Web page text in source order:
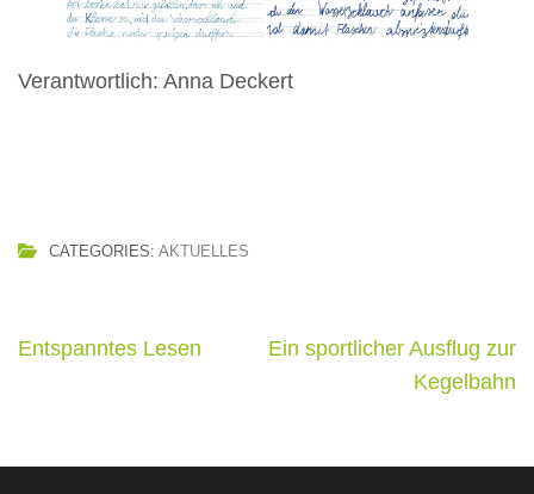
Verantwortlich: Anna Deckert
CATEGORIES: AKTUELLES
Beitragsnavigation
Entspanntes Lesen
Ein sportlicher Ausflug zur
Kegelbahn